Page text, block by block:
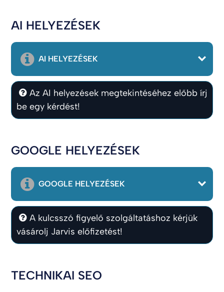
AI HELYEZÉSEK
AI HELYEZÉSEK
Az AI helyezések megtekintéséhez előbb írj
be egy kérdést!
GOOGLE HELYEZÉSEK
GOOGLE HELYEZÉSEK
A kulcsszó figyelő szolgáltatáshoz kérjük
vásárolj Jarvis előfizetést!
TECHNIKAI SEO